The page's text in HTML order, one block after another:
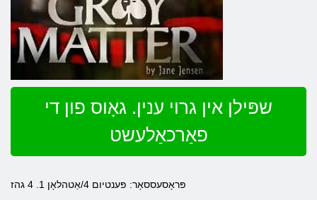
שפּילן אין גרוי ענין. גאָוס פון די
פאַרכאַלעשט
פּראָסעססאָר: פּענטיום 4/אַטהלאָן 1. 4 גהז